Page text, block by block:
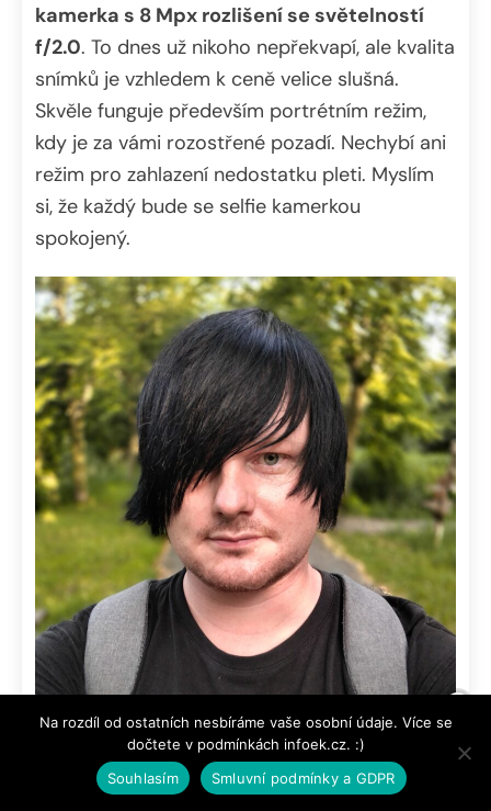
kamerka s 8 Mpx rozlišení se světelností
f/2.0. To dnes už nikoho nepřekvapí, ale kvalita
snímků je vzhledem k ceně velice slušná.
Skvěle funguje především portrétním režim,
kdy je za vámi rozostřené pozadí. Nechybí ani
režim pro zahlazení nedostatku pleti. Myslím
si, že každý bude se selfie kamerkou
spokojený.
Na rozdíl od ostatních nesbíráme vaše osobní údaje. Více se
dočtete v podmínkách infoek.cz. :)
Souhlasím
Smluvní podmínky a GDPR